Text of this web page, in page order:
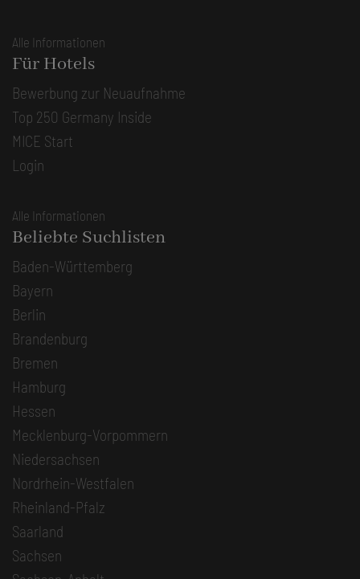
Alle Informationen
Für Hotels
Bewerbung zur Neuaufnahme
Top 250 Germany Inside
MICE Start
Login
Alle Informationen
Beliebte Suchlisten
Baden-Württemberg
Bayern
Berlin
Brandenburg
Bremen
Hamburg
Hessen
Mecklenburg-Vorpommern
Niedersachsen
Nordrhein-Westfalen
Rheinland-Pfalz
Saarland
Sachsen